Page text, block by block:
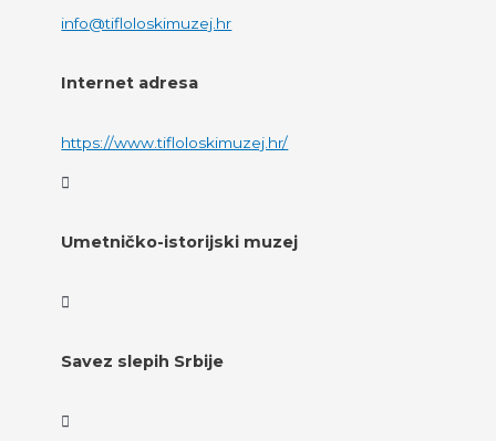
info@tifloloskimuzej.hr
Internet adresa
https://www.tifloloskimuzej.hr/
Umetničko-istorijski muzej
Savez slepih Srbije